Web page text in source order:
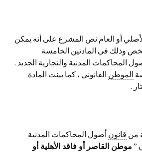
أو العام نص المشرع على أنه يمكن
وذلك في المادتين الخامسة
المحاكمات المدنية والتجارية الجديد .
الموطن القانوني ، كما بينت المادة
.
من قانون أصول المحاكمات المدنية
” موطن القاصر أو فاقد الأهلية أو